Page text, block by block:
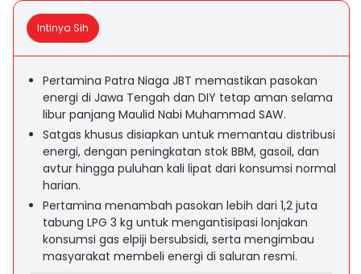
Intinya Sih
Pertamina Patra Niaga JBT memastikan pasokan
energi di Jawa Tengah dan DIY tetap aman selama
libur panjang Maulid Nabi Muhammad SAW.
Satgas khusus disiapkan untuk memantau distribusi
energi, dengan peningkatan stok BBM, gasoil, dan
avtur hingga puluhan kali lipat dari konsumsi normal
harian.
Pertamina menambah pasokan lebih dari 1,2 juta
tabung LPG 3 kg untuk mengantisipasi lonjakan
konsumsi gas elpiji bersubsidi, serta mengimbau
masyarakat membeli energi di saluran resmi.